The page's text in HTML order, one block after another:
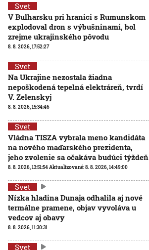
Svet
V Bulharsku pri hranici s Rumunskom
explodoval dron s výbušninami, bol
zrejme ukrajinského pôvodu
8. 8. 2026, 17:52:27
Svet
Na Ukrajine nezostala žiadna
nepoškodená tepelná elektráreň, tvrdí
V. Zelenskyj
8. 8. 2026, 15:34:46
Svet
Vládna TISZA vybrala meno kandidáta
na nového maďarského prezidenta,
jeho zvolenie sa očakáva budúci týždeň
8. 8. 2026, 13:51:54Aktualizované:8. 8. 2026, 14:49:00
Svet
Nízka hladina Dunaja odhalila aj nové
termálne pramene, objav vyvoláva u
vedcov aj obavy
8. 8. 2026, 11:30:31
Svet